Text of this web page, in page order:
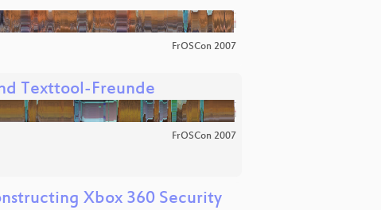
FrOSCon 2007
Texttool-Freunde
FrOSCon 2007
Xbox 360 Security